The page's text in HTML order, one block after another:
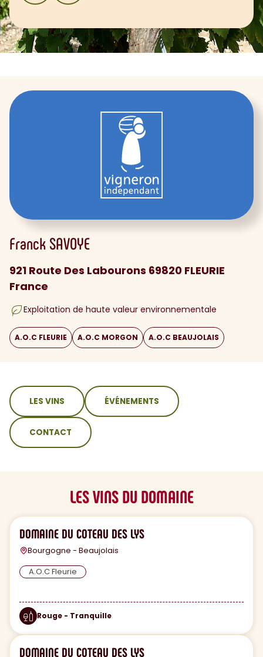
Franck SAVOYE
921 Route Des Labourons 69820 FLEURIE
France
Exploitation de haute valeur environnementale
A.O.C FLEURIE A.O.C MORGON A.O.C BEAUJOLAIS
sommaire
LES VINS ÉVÉNEMENTS
CONTACT
LES VINS DU DOMAINE
DOMAINE DU COTEAU DES LYS
Bourgogne - Beaujolais
A.O.C Fleurie
Rouge - Tranquille
DOMAINE DU COTEAU DES LYS